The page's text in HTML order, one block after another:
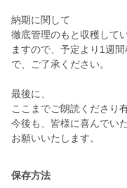
納期に関して
徹底管理のもと収穫して
ますので、予定より1週
で、ご了承ください。
最後に、
ここまでご朗読くださり
今後も、皆様に喜んでい
お願いいたします。
保存方法